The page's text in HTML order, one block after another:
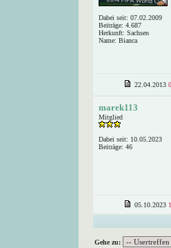
Dabei seit: 07.02.2009
Beiträge: 4.687
Herkunft: Sachsen
Name: Bianca
22.04.2013
marek113
Mitglied
Dabei seit: 10.05.2023
Beiträge: 46
05.10.2023
Gehe zu: